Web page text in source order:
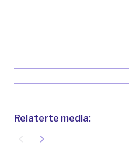
Relaterte media:
navigate_next